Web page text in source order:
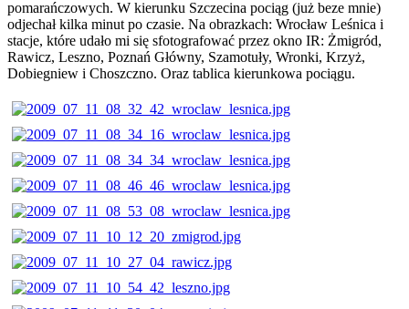
pomarańczowych. W kierunku Szczecina pociąg (już beze mnie)
odjechał kilka minut po czasie. Na obrazkach: Wrocław Leśnica i
stacje, które udało mi się sfotografować przez okno IR: Żmigród,
Rawicz, Leszno, Poznań Główny, Szamotuły, Wronki, Krzyż,
Dobiegniew i Choszczno. Oraz tablica kierunkowa pociągu.